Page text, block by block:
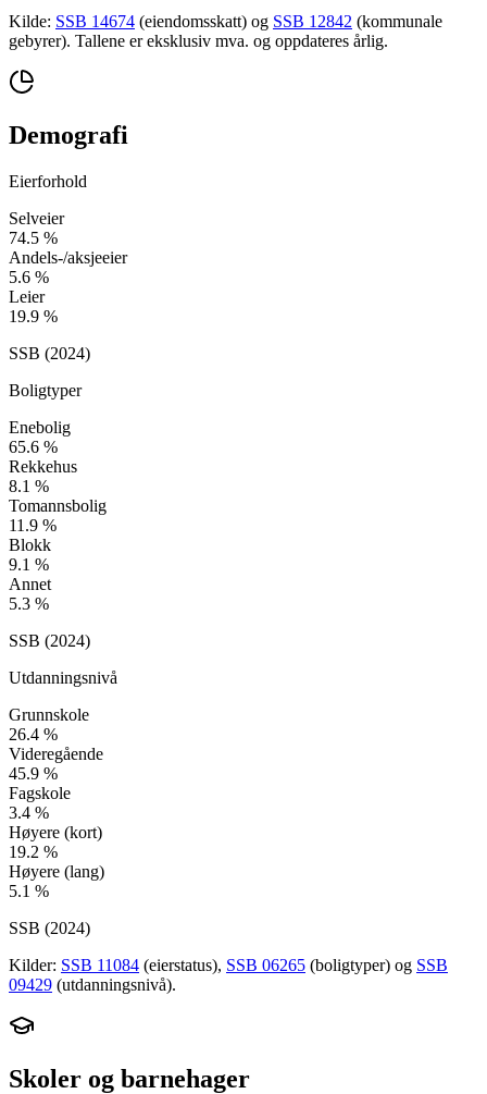
Kilde: SSB 14674 (eiendomsskatt) og SSB 12842 (kommunale
gebyrer). Tallene er eksklusiv mva. og oppdateres årlig.
Demografi
Eierforhold
Selveier
74.5 %
Andels-/aksjeeier
5.6 %
Leier
19.9 %
SSB (2024)
Boligtyper
Enebolig
65.6 %
Rekkehus
8.1 %
Tomannsbolig
11.9 %
Blokk
9.1 %
Annet
5.3 %
SSB (2024)
Utdanningsnivå
Grunnskole
26.4 %
Videregående
45.9 %
Fagskole
3.4 %
Høyere (kort)
19.2 %
Høyere (lang)
5.1 %
SSB (2024)
Kilder: SSB 11084 (eierstatus), SSB 06265 (boligtyper) og SSB
09429 (utdanningsnivå).
Skoler og barnehager